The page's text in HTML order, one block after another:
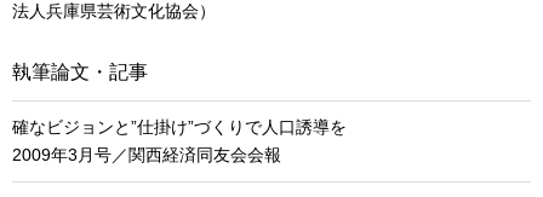
法人兵庫県芸術文化協会）
執筆論文・記事
確なビジョンと”仕掛け”づくりで人口誘導を
2009年3月号／関西経済同友会会報